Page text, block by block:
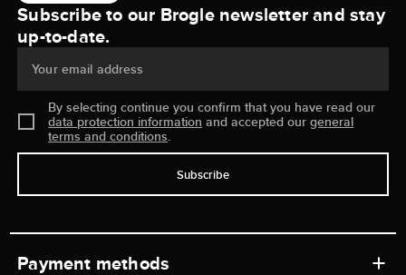
Subscribe to our Brogle newsletter and stay
up-to-date.
Your email address
By selecting continue you confirm that you have read our
data protection information and accepted ourgeneral
terms and conditions.
Subscribe
Payment methods